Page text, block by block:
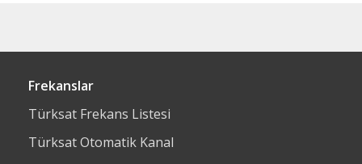
Frekanslar
Türksat Frekans Listesi
Türksat Otomatik Kanal